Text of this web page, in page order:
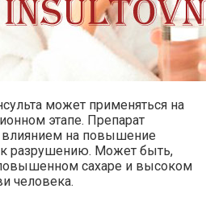
может применяться на
этапе. Препарат
на повышение
к разрушению. Может быть,
сахаре и высоком
человека.